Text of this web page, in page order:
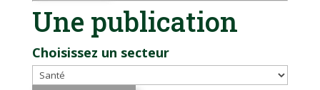
Une publication
Choisissez un secteur